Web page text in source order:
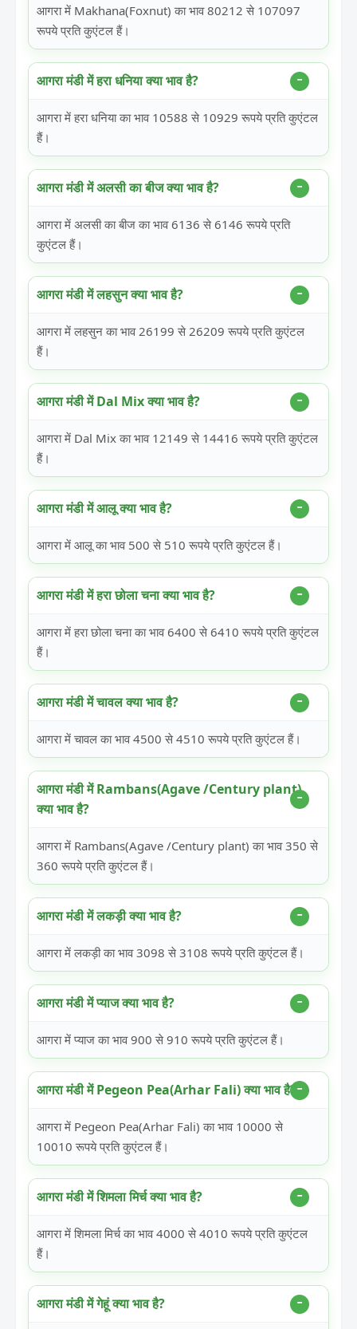
आगरा में Makhana(Foxnut) का भाव 80212 से 107097
रूपये प्रति कुएंटल हैं।
आगरा मंडी में हरा धनिया क्या भाव है?
आगरा में हरा धनिया का भाव 10588 से 10929 रूपये प्रति कुएंटल
हैं।
आगरा मंडी में अलसी का बीज क्या भाव है?
आगरा में अलसी का बीज का भाव 6136 से 6146 रूपये प्रति
कुएंटल हैं।
आगरा मंडी में लहसुन क्या भाव है?
आगरा में लहसुन का भाव 26199 से 26209 रूपये प्रति कुएंटल
हैं।
आगरा मंडी में Dal Mix क्या भाव है?
आगरा में Dal Mix का भाव 12149 से 14416 रूपये प्रति कुएंटल
हैं।
आगरा मंडी में आलू क्या भाव है?
आगरा में आलू का भाव 500 से 510 रूपये प्रति कुएंटल हैं।
आगरा मंडी में हरा छोला चना क्या भाव है?
आगरा में हरा छोला चना का भाव 6400 से 6410 रूपये प्रति कुएंटल
हैं।
आगरा मंडी में चावल क्या भाव है?
आगरा में चावल का भाव 4500 से 4510 रूपये प्रति कुएंटल हैं।
आगरा मंडी में Rambans(Agave /Century plant)
क्या भाव है?
आगरा में Rambans(Agave /Century plant) का भाव 350 से
360 रूपये प्रति कुएंटल हैं।
आगरा मंडी में लकड़ी क्या भाव है?
आगरा में लकड़ी का भाव 3098 से 3108 रूपये प्रति कुएंटल हैं।
आगरा मंडी में प्याज क्या भाव है?
आगरा में प्याज का भाव 900 से 910 रूपये प्रति कुएंटल हैं।
आगरा मंडी में Pegeon Pea(Arhar Fali) क्या भाव है?
आगरा में Pegeon Pea(Arhar Fali) का भाव 10000 से
10010 रूपये प्रति कुएंटल हैं।
आगरा मंडी में शिमला मिर्च क्या भाव है?
आगरा में शिमला मिर्च का भाव 4000 से 4010 रूपये प्रति कुएंटल
हैं।
आगरा मंडी में गेहूं क्या भाव है?